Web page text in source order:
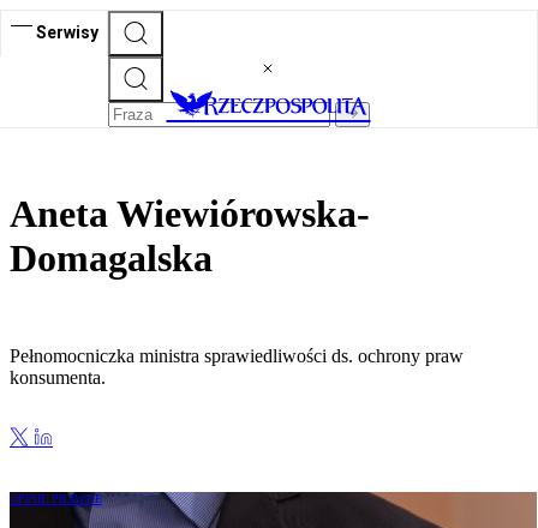
Serwisy
Aneta Wiewiórowska-
Domagalska
Pełnomocniczka ministra sprawiedliwości ds. ochrony praw
konsumenta.
OPINIE PRAWNE